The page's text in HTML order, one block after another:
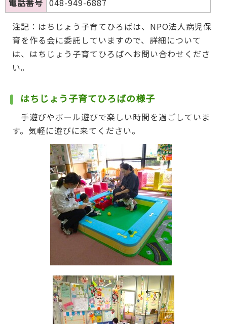
電話番号 048-949-6887
注記：はちじょう子育てひろばは、NPO法人病児保
育を作る会に委託していますので、詳細について
は、はちじょう子育てひろばへお問い合わせくださ
い。
はちじょう子育てひろばの様子
手遊びやボール遊びで楽しい時間を過ごしていま
す。気軽に遊びに来てください。